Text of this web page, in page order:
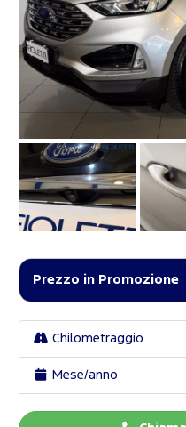
Prezzo in Promozione
Chilometraggio
Mese/anno